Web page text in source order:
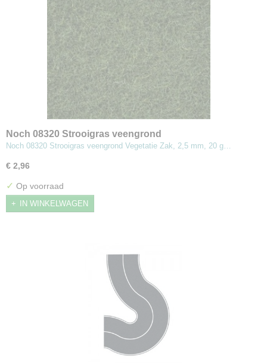
Noch 08320 Strooigras veengrond
Noch 08320 Strooigras veengrond Vegetatie Zak, 2,5 mm, 20 g…
€ 2,96
✓ Op voorraad
IN WINKELWAGEN